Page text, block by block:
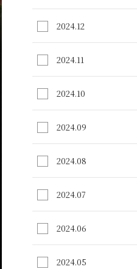
2024.12
2024.11
2024.10
2024.09
2024.08
2024.07
2024.06
2024.05